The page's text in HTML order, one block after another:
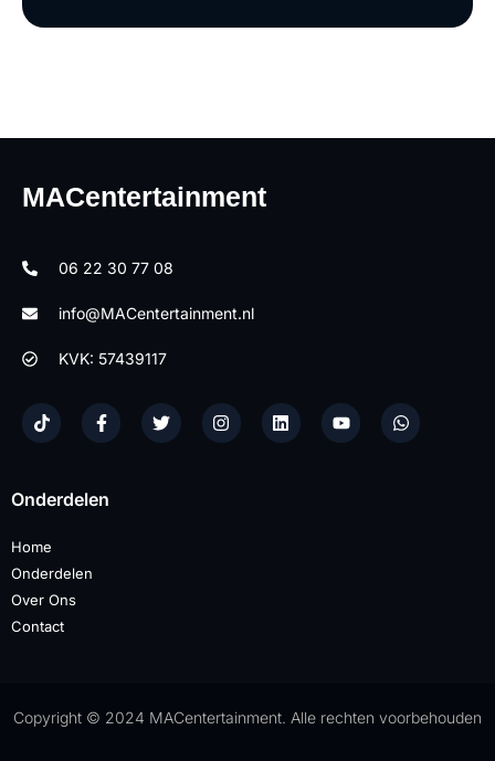
MACentertainment
06 22 30 77 08
info@MACentertainment.nl
KVK: 57439117
Onderdelen
Home
Onderdelen
Over Ons
Contact
Copyright © 2024 MACentertainment. Alle rechten voorbehouden